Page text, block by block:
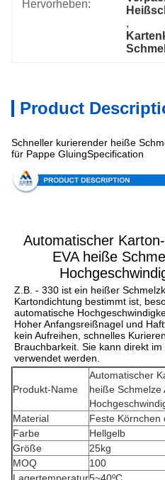
Hervorheben:
,
Product
Schneller kurierender heiße
für Pappe GluingSpecification
Automatischer
EVA heiße
Z.B. - 330 ist ein heißer
Kartondichtung bestimmt ist,
automatische
Hoher Anfangsreißnagel und
kein Aufreihen, schnelles
Brauchbarkeit. Sie kann direkt
verwendet werden.
Produkt-Name
Automatischer
heiße Schmelze
Material
Feste Körnchen
Farbe
Hellgelb
Größe
25kg
MOQ
100
Lagertemperatur5~40ºC